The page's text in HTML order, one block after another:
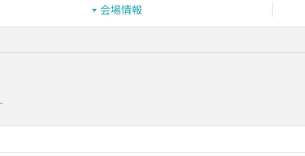
会場情報